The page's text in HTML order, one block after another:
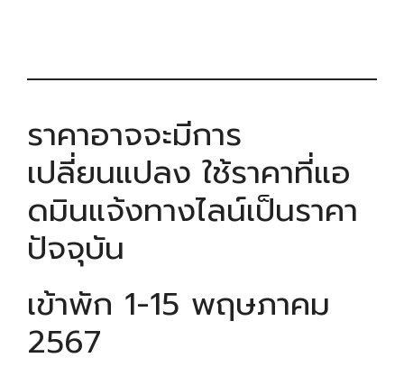
ราคาอาจจะมีการ
เปลี่ยนแปลง ใช้ราคาที่แอ
ดมินแจ้งทางไลน์เป็นราคา
ปัจจุบัน
เข้าพัก 1-15 พฤษภาคม
2567